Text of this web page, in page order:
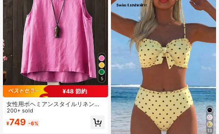
5
¥48 節約
女性用ボヘミアンスタイルリネンノ
ースリーブトップ、カジュアルルー
ズピンクタンクトップ、ハンドメイ
ドサマートップ、ビーチ、日常生
200+ sold
¥749 -6%
13